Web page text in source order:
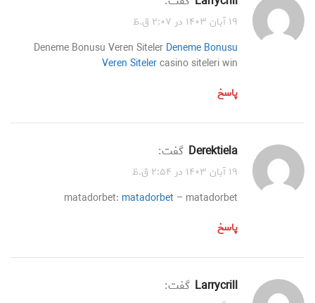
۱۹ آبان ۱۴۰۳ در ۲:۰۷ ق.ظ
Deneme Bonusu Veren Siteler Deneme Bonusu
Veren Sitelercasino siteleri win
پاسخ
Derektiela گفت:
۱۹ آبان ۱۴۰۳ در ۲:۵۴ ق.ظ
matadorbet: matadorbet – matadorbet
پاسخ
Larrycrill گفت: